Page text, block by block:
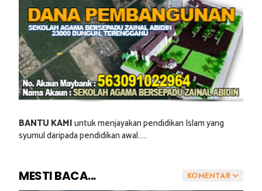
BANTU KAMIuntuk menjayakan pendidikan Islam yang
syumul daripada pendidikan awal.....
KOMENTAR
MESTI BACA...